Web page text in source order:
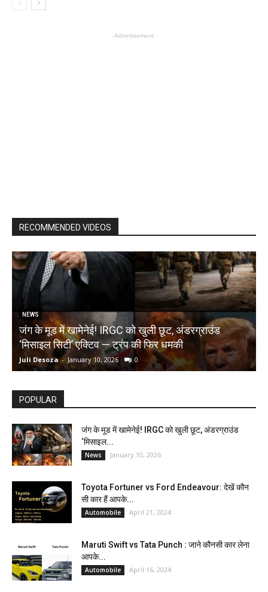
- Advertisement -
RECOMMENDED VIDEOS
NEWS
जंग के मूड में खामेनेई! IRGC को खुली छूट, अंडरग्राउंड
‘मिसाइल सिटी’ एक्टिव — ट्रंप की फिर धमकी
Juli Desoza - January 10, 2026 0
POPULAR
जंग के मूड में खामेनेई! IRGC को खुली छूट, अंडरग्राउंड
‘मिसाइल...
News January 10, 2026
Toyota Fortuner vs Ford Endeavour: देखें कौन
सी कार हैं आपके...
Automobile April 21, 2024
Maruti Swift vs Tata Punch : जाने कौनसी कार लेना
आपके...
Automobile April 16, 2024